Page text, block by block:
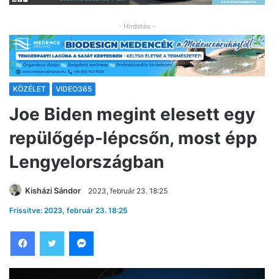
- Hirdetés -
KÖZÉLET VIDEO365
Joe Biden megint elesett egy
repülőgép-lépcsőn, most épp
Lengyelországban
Kisházi Sándor 2023, február 23. 18:25
Frissítve: 2023, február 23. 18:25